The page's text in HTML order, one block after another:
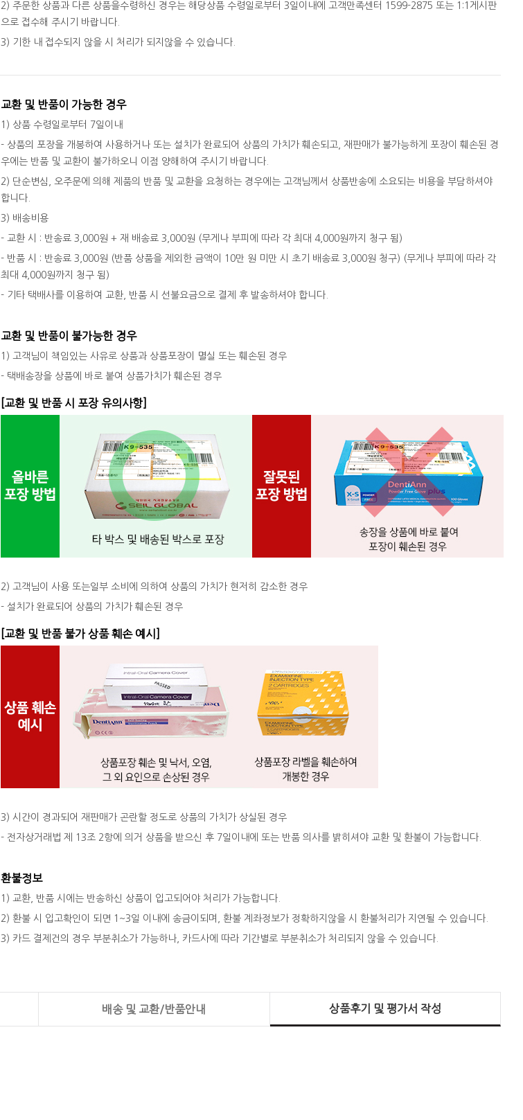
2) 주문한 상품과 다른 상품을수령하신 경우는 해당상품 수령일로부터 3일이내에 고객만족센터 1599-2875 또는 1:1게시판
으로 접수해 주시기 바랍니다.
3) 기한 내 접수되지 않을 시 처리가 되지않을 수 있습니다.
교환 및 반품이 가능한 경우
1) 상품 수령일로부터 7일이내
- 상품의 포장을 개봉하여 사용하거나 또는 설치가 완료되어 상품의 가치가 훼손되고, 재판매가 불가능하게 포장이 훼손된 경
우에는 반품 및 교환이 불가하오니 이점 양해하여 주시기 바랍니다.
2) 단순변심, 오주문에 의해 제품의 반품 및 교환을 요청하는 경우에는 고객님께서 상품반송에 소요되는 비용을 부담하셔야
합니다.
3) 배송비용
- 교환 시 : 반송료 3,000원 + 재 배송료 3,000원 (무게나 부피에 따라 각 최대 4,000원까지 청구 됨)
- 반품 시 : 반송료 3,000원 (반품 상품을 제외한 금액이 10만 원 미만 시 초기 배송료 3,000원 청구) (무게나 부피에 따라 각
최대 4,000원까지 청구 됨)
- 기타 택배사를 이용하여 교환, 반품 시 선불요금으로 결제 후 발송하셔야 합니다.
교환 및 반품이 불가능한 경우
1) 고객님이 책임있는 사유로 상품과 상품포장이 멸실 또는 훼손된 경우
- 택배송장을 상품에 바로 붙여 상품가치가 훼손된 경우
[교환 및 반품 시 포장 유의사항]
2) 고객님이 사용 또는일부 소비에 의하여 상품의 가치가 현저히 감소한 경우
- 설치가 완료되어 상품의 가치가 훼손된 경우
[교환 및 반품 불가 상품 훼손 예시]
3) 시간이 경과되어 재판매가 곤란할 정도로 상품의 가치가 상실된 경우
- 전자상거래법 제 13조 2항에 의거 상품을 받으신 후 7일이내에 또는 반품 의사를 밝히셔야 교환 및 환불이 가능합니다.
환불정보
1) 교환, 반품 시에는 반송하신 상품이 입고되어야 처리가 가능합니다.
2) 환불 시 입고확인이 되면 1~3일 이내에 송금이되며, 환불 계좌정보가 정확하지않을 시 환불처리가 지연될 수 있습니다.
3) 카드 결제건의 경우 부분취소가 가능하나, 카드사에 따라 기간별로 부분취소가 처리되지 않을 수 있습니다.
배송 및 교환/반품안내 상품후기 및 평가서 작성